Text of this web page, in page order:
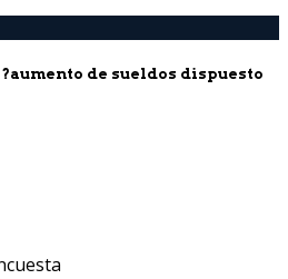
de sueldos dispuesto